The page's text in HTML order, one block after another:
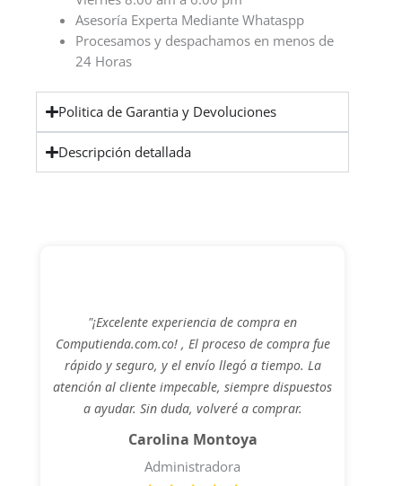
Asesoría Experta Mediante Whataspp
Procesamos y despachamos en menos de
24 Horas
Politica de Garantia y Devoluciones
Descripción detallada
"¡Excelente experiencia de compra en
Computienda.com.co! , El proceso de compra fue
rápido y seguro, y el envío llegó a tiempo. La
atención al cliente impecable, siempre dispuestos
a ayudar. Sin duda, volveré a comprar.
Carolina Montoya
Administradora